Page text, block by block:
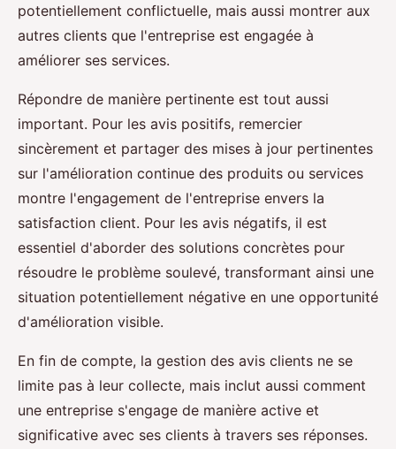
potentiellement conflictuelle, mais aussi montrer aux
autres clients que l'entreprise est engagée à
améliorer ses services.
Répondre de manière pertinente est tout aussi
important. Pour les avis positifs, remercier
sincèrement et partager des mises à jour pertinentes
sur l'amélioration continue des produits ou services
montre l'engagement de l'entreprise envers la
satisfaction client. Pour les avis négatifs, il est
essentiel d'aborder des solutions concrètes pour
résoudre le problème soulevé, transformant ainsi une
situation potentiellement négative en une opportunité
d'amélioration visible.
En fin de compte, la gestion des avis clients ne se
limite pas à leur collecte, mais inclut aussi comment
une entreprise s'engage de manière active et
significative avec ses clients à travers ses réponses.